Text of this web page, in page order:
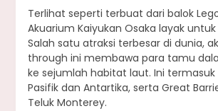
Terlihat seperti terbuat dari balok
Akuarium Kaiyukan Osaka layak untuk
Salah satu atraksi terbesar di dunia,
through ini membawa para tamu
ke sejumlah habitat laut. Ini termasuk
Pasifik dan Antartika, serta Great
Teluk Monterey.